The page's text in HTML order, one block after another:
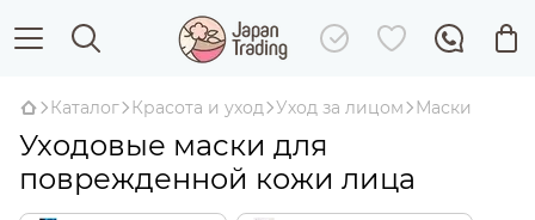
Каталог Красота и уход Уход за лицом Маски
Уходовые маски для
поврежденной кожи лица